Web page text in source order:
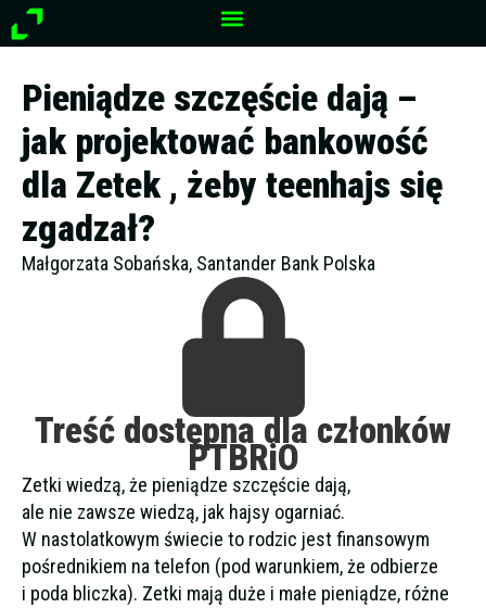
Przejdź
do
Pieniądze szczęście dają –
jak projektować bankowość
dla Zetek , żeby teenhajs się
zgadzał?
Małgorzata Sobańska, Santander Bank Polska
Treść dostępna dla członków
PTBRiO
Zetki wiedzą, że pieniądze szczęście dają,
ale nie zawsze wiedzą, jak hajsy ogarniać.
W nastolatkowym świecie to rodzic jest finansowym
pośrednikiem na telefon (pod warunkiem, że odbierze
i poda bliczka). Zetki mają duże i małe pieniądze, różne